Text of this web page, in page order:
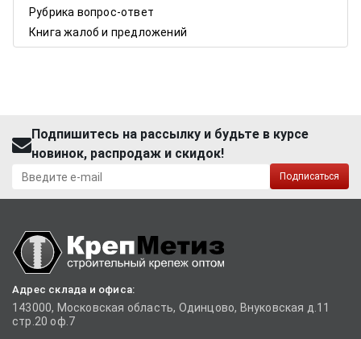
Рубрика вопрос-ответ
Книга жалоб и предложений
Подпишитесь на рассылку и будьте в курсе
новинок, распродаж и скидок!
Подписаться
Адрес склада и офиса:
143000, Московская область, Одинцово, Внуковская д.11
стр.20 оф.7